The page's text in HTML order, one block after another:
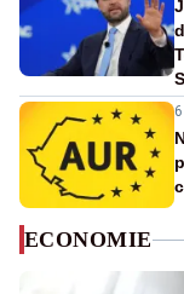
ECONOMIE